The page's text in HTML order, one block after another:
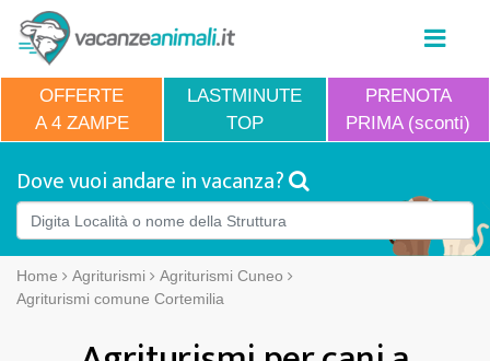
OFFERTE
A 4 ZAMPE
LASTMINUTE
TOP
PRENOTA
PRIMA (sconti)
Dove vuoi andare in vacanza?
Home Agriturismi
Agriturismi Cuneo
Agriturismi comune Cortemilia